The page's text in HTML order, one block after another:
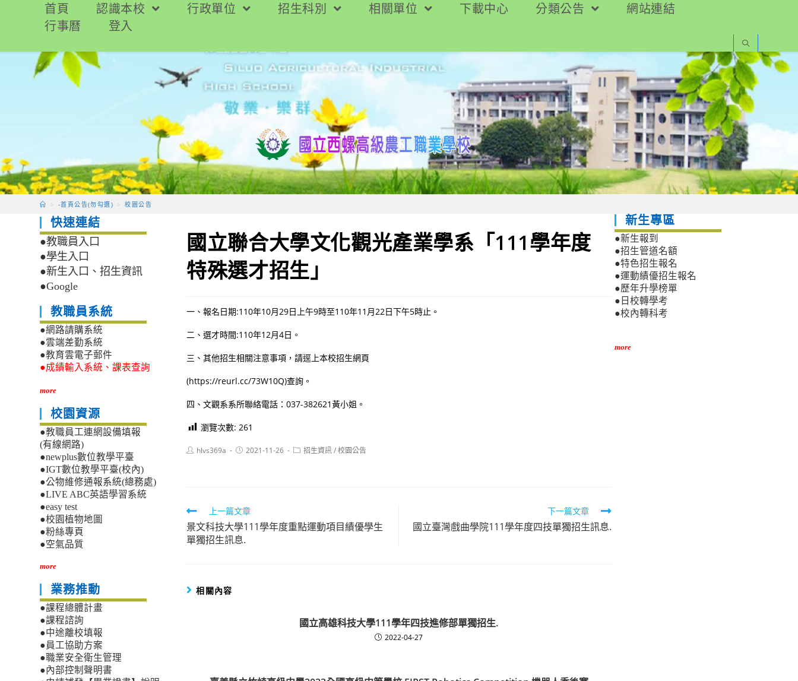
要
首頁 認識本校 行政單位 招生科別 相關單位 下載中心 分類公告
網站連結
行事曆
登入
> -首頁公告(勿勾選) > 校園公告
國立聯合大學文化觀光產業學系「111學年度
特殊選才招生」
一、報名日期:110年10月29日上午9時至110年11月22日下午5時止。
二、選才時間:110年12月4日。
三、其他招生相關注意事項，請逕上本校招生網頁
(https://reurl.cc/73W10Q)查詢。
四、文觀系系所聯絡電話：037-382621黃小姐。
瀏覽次數: 261
Posthlvs369a
Post2021-11-26
Post招生資訊/校園公告
Read
more
articles
上一篇文章
景文科技大學111學年度重點運動項目績優學生
單獨招生訊息.
下一篇文章
國立臺灣戲曲學院111學年度四技單獨招生訊息.
相關內容
國立高雄科技大學111學年四技進修部單獨招生.
2022-04-27
快速連結
●教職員入口
●學生入口
●新生入口、招生資訊
●Google
教職員系統
●網路請購系統
●雲端差勤系統
●教育雲電子郵件
●成績輸入系統、課表查詢
more
校園資源
●教職員工連網設備填報
(有線網路)
●newplus數位教學平臺
●IGT數位教學平臺(校內)
●公物維修通報系統(總務處)
●LIVE ABC英語學習系統
●easy test
●校園植物地圖
●粉絲專頁
●空氣品質
more
業務推動
●課程總體計畫
●課程諮詢
●中途離校填報
●員工協助方案
●職業安全衛生管理
●內部控制聲明書
新生專區
●新生報到
●招生管道名額
●特色招生報名
●運動績優招生報名
●歷年升學榜單
●日校轉學考
●校內轉科考
more